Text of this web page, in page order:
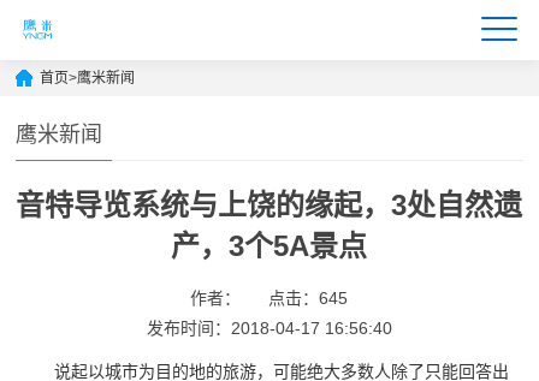
首页>鹰米新闻
鹰米新闻
音特导览系统与上饶的缘起，3处自然遗
产，3个5A景点
作者：
点击：645
发布时间：2018-04-17 16:56:40
说起以城市为目的地的旅游，可能绝大多数人除了只能回答出